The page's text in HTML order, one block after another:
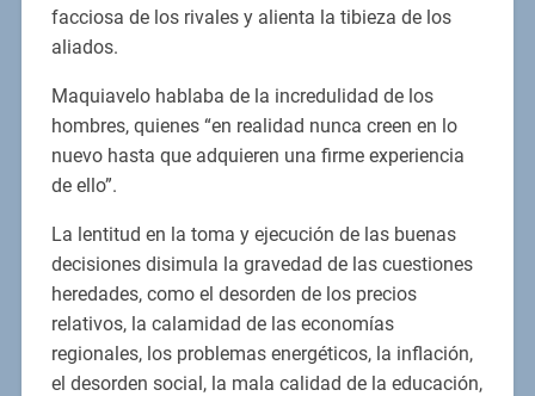
facciosa de los rivales y alienta la tibieza de los
aliados.
Maquiavelo hablaba de la incredulidad de los
hombres, quienes “en realidad nunca creen en lo
nuevo hasta que adquieren una firme experiencia
de ello”.
La lentitud en la toma y ejecución de las buenas
decisiones disimula la gravedad de las cuestiones
heredades, como el desorden de los precios
relativos, la calamidad de las economías
regionales, los problemas energéticos, la inflación,
el desorden social, la mala calidad de la educación,